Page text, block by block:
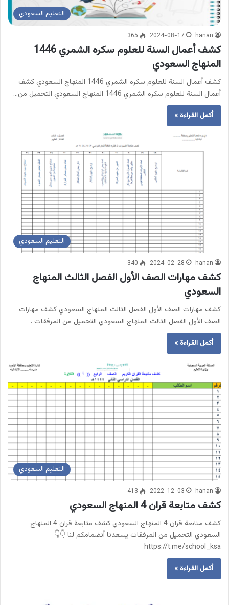
التعليم السعودي
hanan
2024-08-17
365
كشف أعمال السنة للعلوم سكره الشمري 1446
المنهاج السعودي
كشف أعمال السنة للعلوم سكره الشمري 1446 المنهاج السعودي كشف
أعمال السنة للعلوم سكره الشمري 1446 المنهاج السعودي التحميل من…
أكمل القراءة »
التعليم السعودي
hanan
2024-02-28
340
كشف مهارات الصف الأول الفصل الثالث المنهاج
السعودي
كشف مهارات الصف الأول الفصل الثالث المنهاج السعودي كشف مهارات
الصف الأول الفصل الثالث المنهاج السعودي التحميل من المرفقات .
أكمل القراءة »
التعليم السعودي
hanan
2022-12-03
413
كشف متابعة قران 4 المنهاج السعودي
كشف متابعة قران 4 المنهاج السعودي كشف متابعة قران 4 المنهاج
السعودي التحميل من المرفقات يسعدنا أنضمامكم لنا 👇👇
https://t.me/school_ksa
أكمل القراءة »